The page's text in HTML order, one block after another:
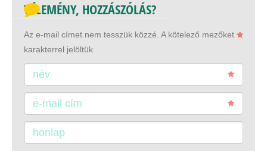
VÉLEMÉNY, HOZZÁSZÓLÁS?
Az e-mail címet nem tesszük közzé. A kötelező mezőket
karakterrel jelöltük
név
e-mail cím
honlap